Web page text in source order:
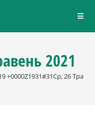
2021
+0000Z1931#31Ср, 26 Тра